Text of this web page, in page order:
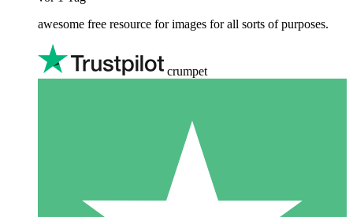
awesome free resource for images for all sorts of purposes.
crumpet